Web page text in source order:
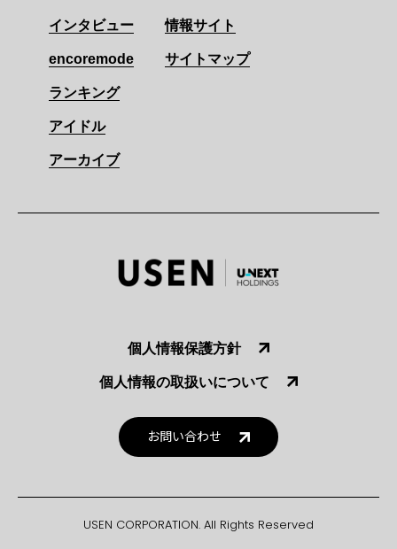
インタビュー
encoremode
ランキング
アイドル
アーカイブ
情報サイト
サイトマップ
個人情報保護方針
個人情報の取扱いについて
お問い合わせ
USEN CORPORATION. All Rights Reserved